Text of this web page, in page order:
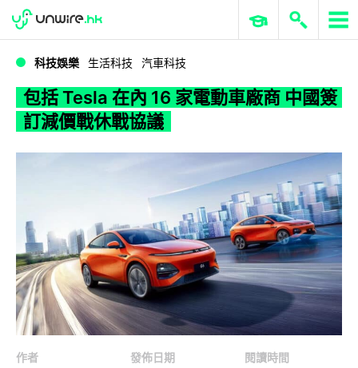
WWDC 2026 ERP 與商業 AI
科技娛樂 生活科技 汽車科技
包括 Tesla 在內 16 家電動車廠商 中國簽
訂減價戰休戰協議
作者
發佈日期
閱讀時間